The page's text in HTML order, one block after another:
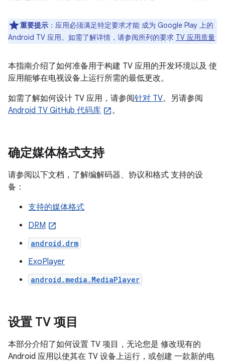
重要提示 ：应用必须满足特定要求才能 成为 Google Play 上的
Android TV 应用。如需了解详情，请参阅所列的要求 TV 应用质量
本指南介绍了如何准备用于构建 TV 应用的开发环境以及 使
应用能够在电视设备上运行所需的最低更改。
如需了解如何设计 TV 应用，请参阅针对 TV。另请参阅
Android TV GitHub 代码库
。
确定媒体格式支持
请参阅以下文档，了解编解码器、协议和格式 支持的设
备：
支持的媒体格式
DRM
android.drm
ExoPlayer
android.media.MediaPlayer
设置 TV 项目
本部分介绍了如何设置 TV 项目，无论您是 修改现有的
Android 应用以使其在 TV 设备上运行，或创建 一款新的电